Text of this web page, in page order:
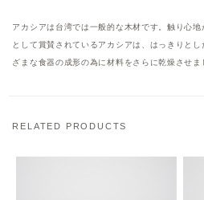
アカシアは台湾では一般的な木材です。触り心
として賞賛されているアカシアは、はっきりと
ざまな食器の成形の為に材料をさらに乾燥させま
RELATED PRODUCTS